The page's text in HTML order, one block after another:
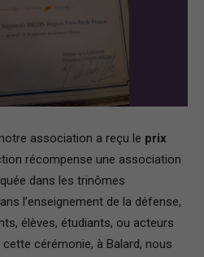
Paris
association a reçu le prix
récompense une association
dans les trinômes
l’enseignement de la défense,
élèves, étudiants, ou acteurs
cérémonie, à Balard, nous